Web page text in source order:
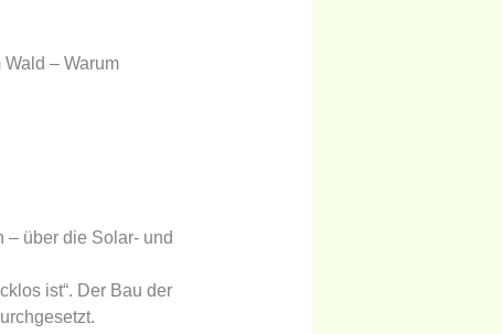
– Warum
– über die Solar- und
ist“. Der Bau der